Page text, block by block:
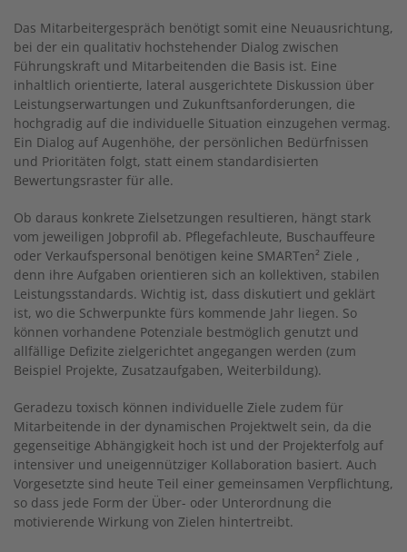
Das Mitarbeitergespräch benötigt somit eine Neuausrichtung,
bei der ein qualitativ hochstehender Dialog zwischen
Führungskraft und Mitarbeitenden die Basis ist. Eine
inhaltlich orientierte, lateral ausgerichtete Diskussion über
Leistungserwartungen und Zukunftsanforderungen, die
hochgradig auf die individuelle Situation einzugehen vermag.
Ein Dialog auf Augenhöhe, der persönlichen Bedürfnissen
und Prioritäten folgt, statt einem standardisierten
Bewertungsraster für alle.
Ob daraus konkrete Zielsetzungen resultieren, hängt stark
vom jeweiligen Jobprofil ab. Pflegefachleute, Buschauffeure
oder Verkaufspersonal benötigen keine SMARTen² Ziele ,
denn ihre Aufgaben orientieren sich an kollektiven, stabilen
Leistungsstandards. Wichtig ist, dass diskutiert und geklärt
ist, wo die Schwerpunkte fürs kommende Jahr liegen. So
können vorhandene Potenziale bestmöglich genutzt und
allfällige Defizite zielgerichtet angegangen werden (zum
Beispiel Projekte, Zusatzaufgaben, Weiterbildung).
Geradezu toxisch können individuelle Ziele zudem für
Mitarbeitende in der dynamischen Projektwelt sein, da die
gegenseitige Abhängigkeit hoch ist und der Projekterfolg auf
intensiver und uneigennütziger Kollaboration basiert. Auch
Vorgesetzte sind heute Teil einer gemeinsamen Verpflichtung,
so dass jede Form der Über- oder Unterordnung die
motivierende Wirkung von Zielen hintertreibt.